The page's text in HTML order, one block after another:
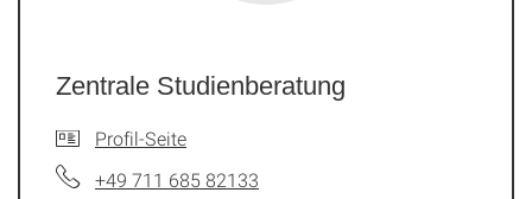
Zentrale Studienberatung
Profil-Seite
+49 711 685 82133